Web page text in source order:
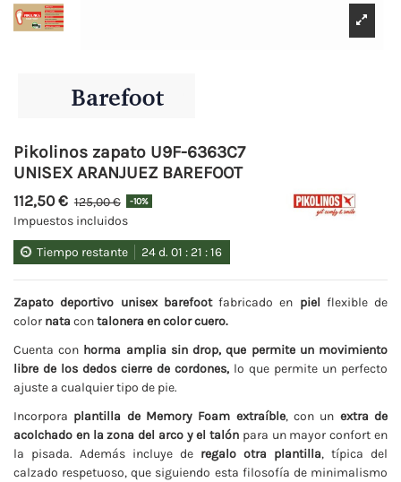
Pikolinos zapato U9F-6363C7
UNISEX ARANJUEZ BAREFOOT
112,50 € 125,00 € -10%
Impuestos incluidos
Tiempo restante 24d. 01 : 21 :16
Zapato deportivo unisex barefootfabricado en piel flexible de
color nata contalonera en color cuero.
Cuenta con horma amplia sin drop, que permite un movimiento
libre de los dedos cierre de cordones, lo que permite un perfecto
ajuste a cualquier tipo de pie.
Incorpora plantilla de Memory Foam extraíble, con un extra de
acolchado en la zona del arco y el talón para un mayor confort en
la pisada. Además incluye de regalo otra plantilla, típica del
calzado respetuoso, que siguiendo esta filosofía de minimalismo